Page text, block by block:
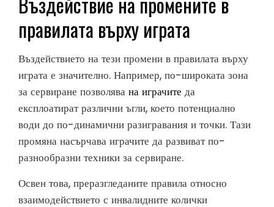
правилата върху играта
Въздействието на тези промени в правилата върху
играта е значително. Например, по-широката зона
за сервиране позволява на играчите да
експлоатират различни ъгли, което потенциално
води до по-динамични разигравания и точки. Тази
промяна насърчава играчите да развиват по-
разнообразни техники за сервиране.
Освен това, преразгледаните правила относно
взаимодействието с инвалидните колички